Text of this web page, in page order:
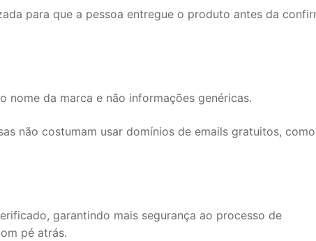
para que a pessoa entregue o produto antes da
nome da marca e não informações genéricas.
não costumam usar domínios de emails gratuitos, como
garantindo mais segurança ao processo de
pé atrás.